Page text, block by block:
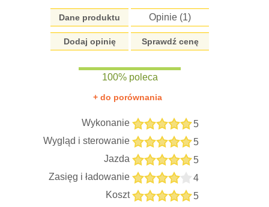
Dane produktu Opinie (1)
Dodaj opinię Sprawdź cenę
100% poleca
+ do porównania
Wykonanie
5
Wygląd i sterowanie
5
Jazda
5
Zasięg i ładowanie
4
Koszt
5